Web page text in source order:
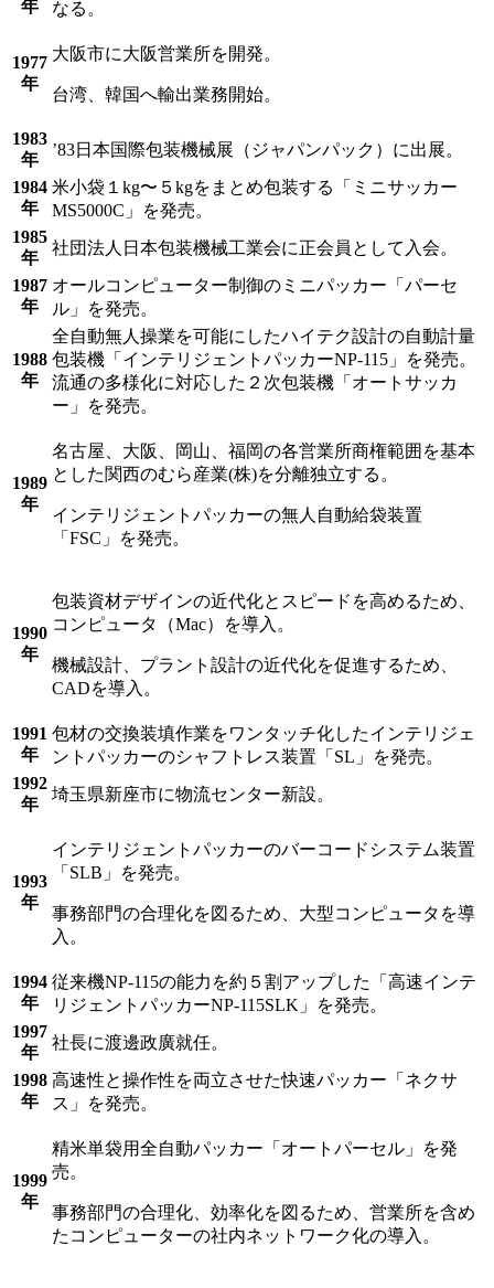
年 なる。
1977
年
大阪市に大阪営業所を開発。
台湾、韓国へ輸出業務開始。
1983
年
’83日本国際包装機械展（ジャパンパック）に出展。
1984
年
米小袋１kg〜５kgをまとめ包装する「ミニサッカー
MS5000C」を発売。
1985
年
社団法人日本包装機械工業会に正会員として入会。
1987
年
オールコンピューター制御のミニパッカー「パーセ
ル」を発売。
1988
年
全自動無人操業を可能にしたハイテク設計の自動計量
包装機「インテリジェントパッカーNP-115」を発売。
流通の多様化に対応した２次包装機「オートサッカ
ー」を発売。
1989
年
名古屋、大阪、岡山、福岡の各営業所商権範囲を基本
とした関西のむら産業(株)を分離独立する。
インテリジェントパッカーの無人自動給袋装置
「FSC」を発売。
1990
年
包装資材デザインの近代化とスピードを高めるため、
コンピュータ（Mac）を導入。
機械設計、プラント設計の近代化を促進するため、
CADを導入。
1991
年
包材の交換装填作業をワンタッチ化したインテリジェ
ントパッカーのシャフトレス装置「SL」を発売。
1992
年
埼玉県新座市に物流センター新設。
1993
年
インテリジェントパッカーのバーコードシステム装置
「SLB」を発売。
事務部門の合理化を図るため、大型コンピュータを導
入。
1994
年
従来機NP-115の能力を約５割アップした「高速インテ
リジェントパッカーNP-115SLK」を発売。
1997
年
社長に渡邊政廣就任。
1998
年
高速性と操作性を両立させた快速パッカー「ネクサ
ス」を発売。
1999
年
精米単袋用全自動パッカー「オートパーセル」を発
売。
事務部門の合理化、効率化を図るため、営業所を含め
たコンピューターの社内ネットワーク化の導入。